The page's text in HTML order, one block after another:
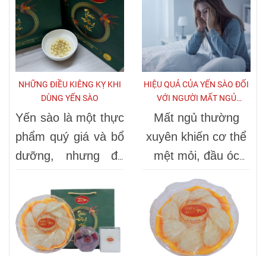
NHỮNG ĐIỀU KIÊNG KỴ KHI
DÙNG YẾN SÀO
Yến sào là một thực
phẩm quý giá và bổ
dưỡng, nhưng để
dụng và tránh tác
dụng phụ, bạn cần
lưu ý một số điều
kiêng kỵ khi sử
HIỆU QUẢ CỦA YẾN SÀO ĐỐI
VỚI NGƯỜI MẤT NGỦ
THƯỜNG XUYÊN
Mất ngủ thường
xuyên khiến cơ thể
mệt mỏi, đầu óc
cáu gắt. Nhiều
người đã tìm đến
Yến sào như một
giải pháp để bồi bổ